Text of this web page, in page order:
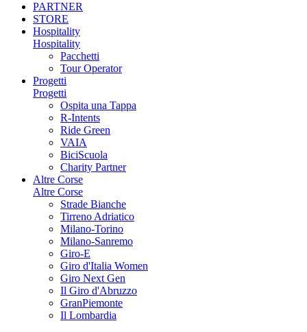
PARTNER
STORE
Hospitality
Hospitality
Pacchetti
Tour Operator
Progetti
Progetti
Ospita una Tappa
R-Intents
Ride Green
VAIA
BiciScuola
Charity Partner
Altre Corse
Altre Corse
Strade Bianche
Tirreno Adriatico
Milano-Torino
Milano-Sanremo
Giro-E
Giro d'Italia Women
Giro Next Gen
Il Giro d'Abruzzo
GranPiemonte
Il Lombardia